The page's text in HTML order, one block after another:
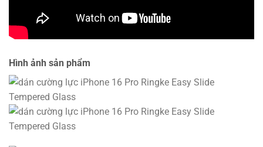
Hình ảnh sản phẩm